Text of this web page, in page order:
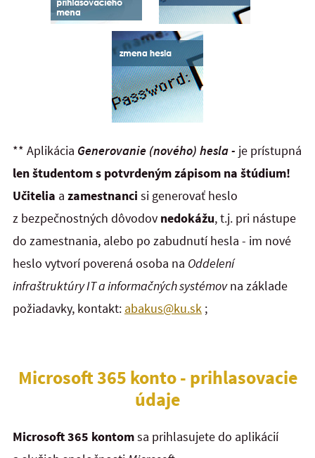
** Aplikácia Generovanie (nového) hesla- je prístupná
len študentom s potvrdeným zápisom na štúdium!
Učitelia a zamestnanci si generovať heslo
z bezpečnostných dôvodov nedokážu, t.j. pri nástupe
do zamestnania, alebo po zabudnutí hesla - im nové
heslo vytvorí poverená osoba na Oddelení
infraštruktúry IT a informačných systémovna základe
požiadavky, kontakt: abakus@ku.sk ;
Microsoft 365 konto - prihlasovacie
údaje
Microsoft 365 kontomsa prihlasujete do aplikácií